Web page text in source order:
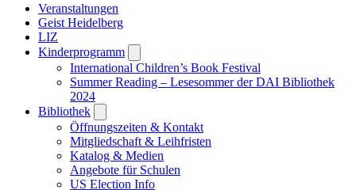
Veranstaltungen
Geist Heidelberg
LIZ
Kinderprogramm
submenu
International Children’s Book Festival
Summer Reading – Lesesommer der DAI Bibliothek
2024
Bibliothek
submenu
Öffnungszeiten & Kontakt
Mitgliedschaft & Leihfristen
Katalog & Medien
Angebote für Schulen
US Election Info